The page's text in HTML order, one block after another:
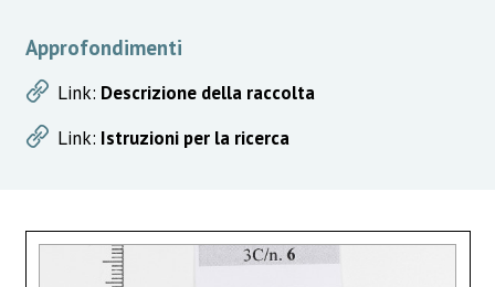
Approfondimenti
Link: Descrizione della raccolta
Link: Istruzioni per la ricerca